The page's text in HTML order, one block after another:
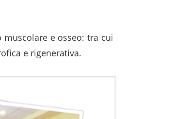
e osseo: tra cui
e rigenerativa.